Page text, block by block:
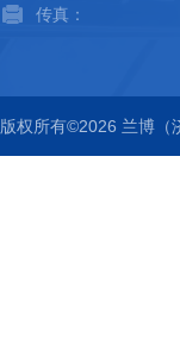
传真：
版权所有©2026 兰博（